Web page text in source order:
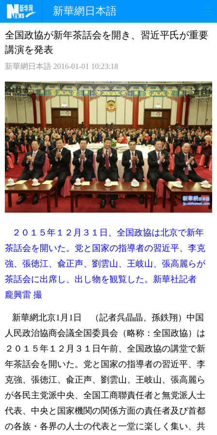
新華網日本語
ホームページ 政治 経済
観光 評論 写真
中日対訳
全国政協が新年茶話会を開き、習近平氏が重要
講演を発表
新華網日本語 2016-01-01 10:23:18
２０１５年１２月３１日、全国政協は北京で新年
茶話会を開いた。党と国家の指導者の習近平、李克
強、張徳江、兪正声、劉雲山、王岐山、張高麗らが
茶話会に出席し、出し物を観覧した。新華社記者
龐興雷 撮
新華網北京1月1日 （記者呉晶晶、孫鉄翔）中国
人民政治協商会議全国委員会（略称：全国政協）は
２０１５年１２月３１日午前、全国政協の講堂で新
年茶話会を開いた。党と国家の指導者の習近平、李
克強、張徳江、兪正声、劉雲山、王岐山、張高麗ら
が各民主党派中央、全国工商聯責任者と無党派人士
代表、中央と国家機関の関係方面の責任者及び首都
の各族・各界の人士の代表と一堂に楽しく集い、共